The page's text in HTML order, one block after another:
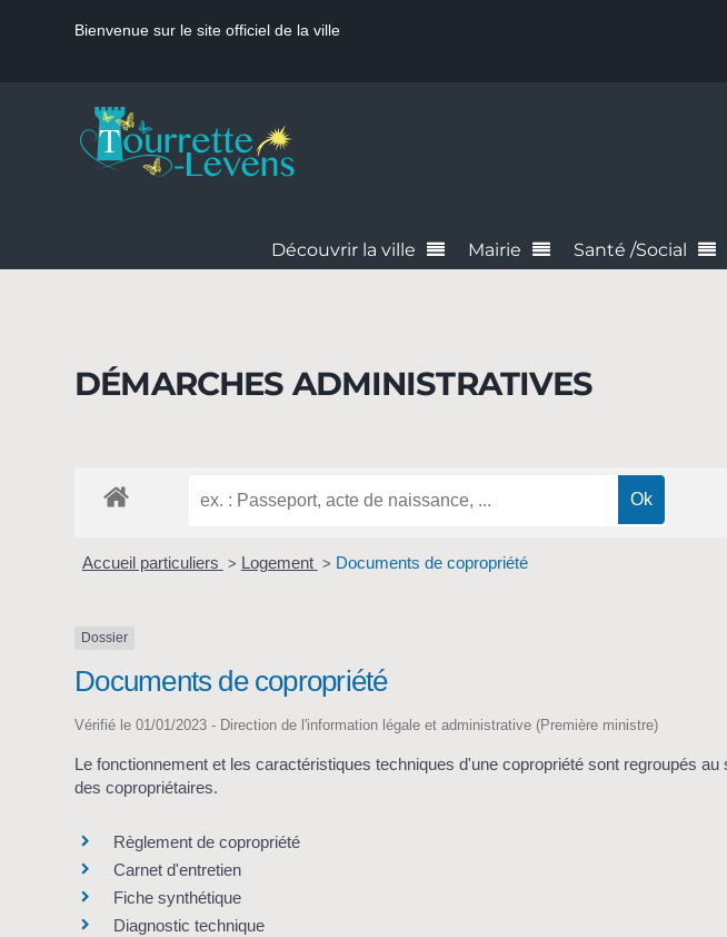
Bienvenue sur le site officiel de la ville
Découvrir la ville Mairie Santé /Social
DÉMARCHES ADMINISTRATIVES
Accueil particuliers > Logement > Documents de copropriété
Dossier
Documents de copropriété
Vérifié le 01/01/2023 - Direction de l'information légale et administrative (Première ministre)
Le fonctionnement et les caractéristiques techniques d'une copropriété sont regroupés
des copropriétaires.
Règlement de copropriété
Carnet d'entretien
Fiche synthétique
Diagnostic technique